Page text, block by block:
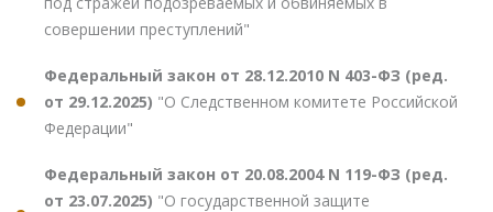
совершении преступлений"
Федеральный закон от 28.12.2010 N 403-ФЗ (ред.
от 29.12.2025) "О Следственном комитете Российской
Федерации"
Федеральный закон от 20.08.2004 N 119-ФЗ (ред.
от 23.07.2025) "О государственной защите